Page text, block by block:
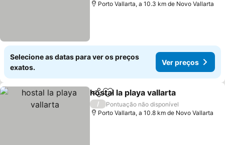
Porto Vallarta, a 10.3 km de Novo Vallarta
Selecione as datas para ver os preços
exatos.
Ver preços
PartilharAdicionar aos favoritos
hostal la playa vallarta
/
Pontuação não disponível
Porto Vallarta, a 10.8 km de Novo Vallarta